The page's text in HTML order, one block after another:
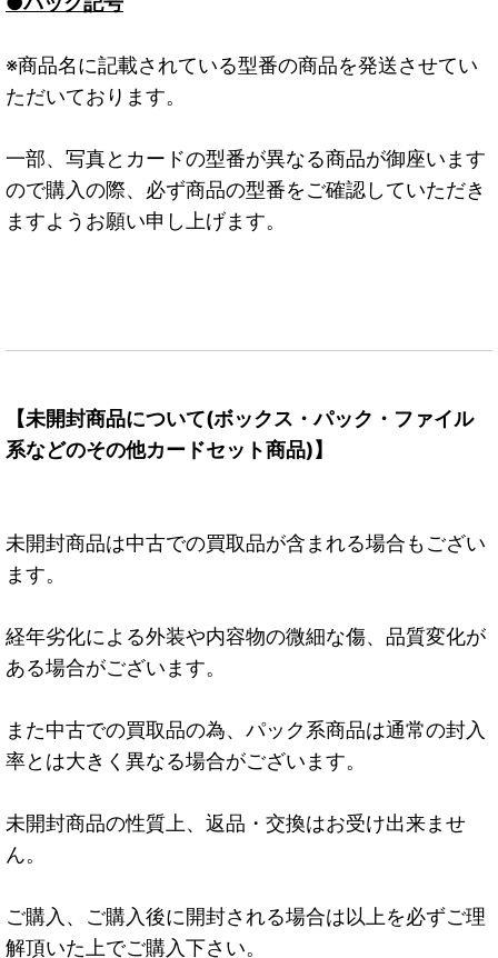
※商品名に記載されている型番の商品を発送させてい
ただいております。
一部、写真とカードの型番が異なる商品が御座います
ので購入の際、必ず商品の型番をご確認していただき
ますようお願い申し上げます。
【未開封商品について(ボックス・パック・ファイル
系などのその他カードセット商品)】
未開封商品は中古での買取品が含まれる場合もござい
ます。
経年劣化による外装や内容物の微細な傷、品質変化が
ある場合がございます。
また中古での買取品の為、パック系商品は通常の封入
率とは大きく異なる場合がございます。
未開封商品の性質上、返品・交換はお受け出来ませ
ん。
ご購入、ご購入後に開封される場合は以上を必ずご理
解頂いた上でご購入下さい。